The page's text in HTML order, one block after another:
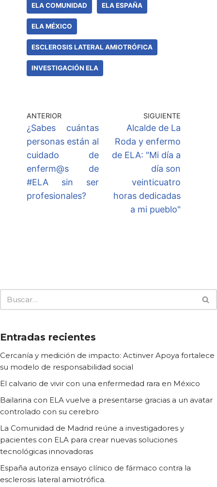
ELA COMUNIDAD ELA ESPAÑA
ELA MÉXICO
ESCLEROSIS LATERAL AMIOTRÓFICA
INVESTIGACIÓN ELA
ANTERIOR
¿Sabes cuántas
personas están al
cuidado de
enferm@s de
#ELA sin ser
profesionales?
SIGUIENTE
Alcalde de La
Roda y enfermo
de ELA: "Mi día a
día son
veinticuatro
horas dedicadas
a mi pueblo"
Entradas recientes
Cercanía y medición de impacto: Actinver Apoya fortalece
su modelo de responsabilidad social
El calvario de vivir con una enfermedad rara en México
Bailarina con ELA vuelve a presentarse gracias a un avatar
controlado con su cerebro
La Comunidad de Madrid reúne a investigadores y
pacientes con ELA para crear nuevas soluciones
tecnológicas innovadoras
España autoriza ensayo clínico de fármaco contra la
esclerosis lateral amiotrófica.